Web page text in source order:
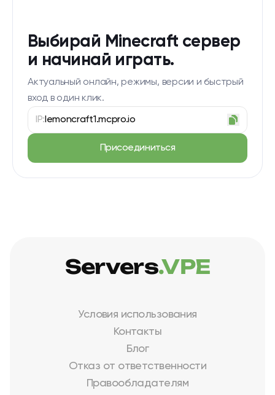
Выбирай Minecraft сервер
и начинай играть.
Актуальный онлайн, режимы, версии и быстрый
вход в один клик.
IP: lemoncraft1.mcpro.io
Присоединиться
Условия использования
Контакты
Блог
Отказ от ответственности
Правообладателям
Servers.VPE